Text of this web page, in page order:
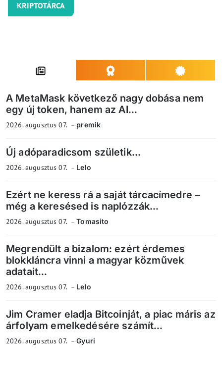
KRIPTOTÁRCA
A MetaMask következő nagy dobása nem
egy új token, hanem az AI...
2026. augusztus 07. premik
Új adóparadicsom születik...
2026. augusztus 07. Lelo
Ezért ne keress rá a saját tárcacímedre –
még a keresésed is naplózzák...
2026. augusztus 07. Tomasito
Megrendült a bizalom: ezért érdemes
blokkláncra vinni a magyar közművek
adatait...
2026. augusztus 07. Lelo
Jim Cramer eladja Bitcoinját, a piac máris az
árfolyam emelkedésére számít...
2026. augusztus 07. Gyuri